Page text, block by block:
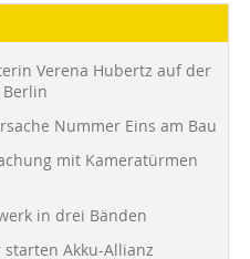
Verena Hubertz auf der
Nummer Eins am Bau
mit Kameratürmen
in drei Bänden
Akku-Allianz